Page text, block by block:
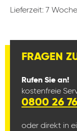
Lieferzeit: 7
FRAGEN
Rufen Sie an!
kostenfreie
0800 26
oder direkt in